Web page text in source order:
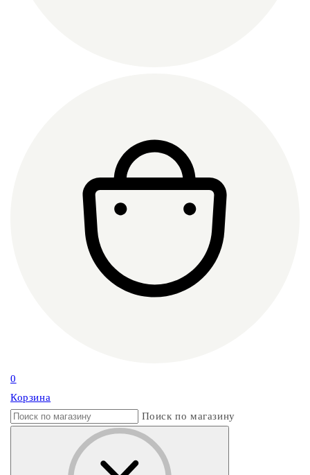
0
Корзина
Поиск по магазину